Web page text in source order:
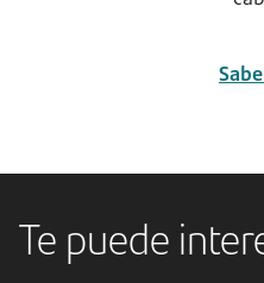
Te puede